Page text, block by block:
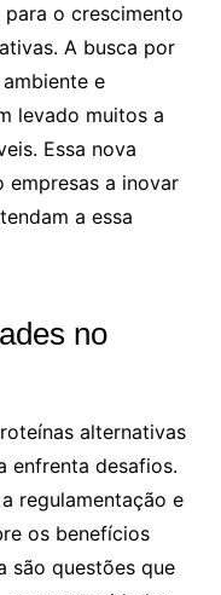
o crescimento
A busca por
e
levado muitos a
Essa nova
empresas a inovar
a essa
no
alternativas
enfrenta desafios.
regulamentação e
os benefícios
são questões que